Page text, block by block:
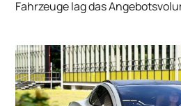
Fahrzeuge lag das